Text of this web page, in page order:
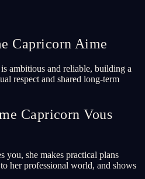
Capricorn Aime
ambitious and reliable, building a
respect and shared long-term
Capricorn Vous
you, she makes practical plans
her professional world, and shows